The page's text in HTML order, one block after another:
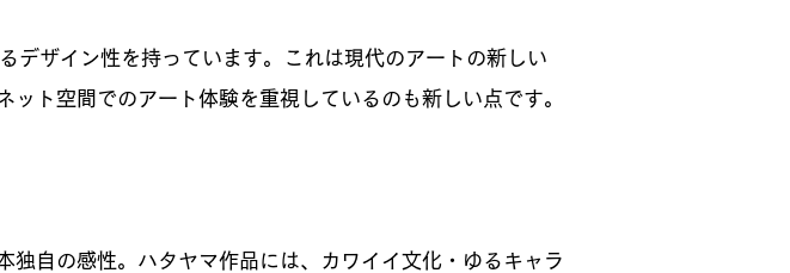
デザイン性を持っています。これは現代のアートの新しい
ト空間でのアート体験を重視しているのも新しい点です。
自の感性。ハタヤマ作品には、カワイイ文化・ゆるキャラ